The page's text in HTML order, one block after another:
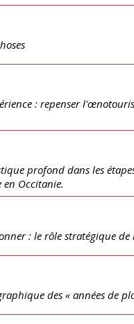
: repenser
profond dans les
Occitanie.
: le rôle stratégique
des « années de